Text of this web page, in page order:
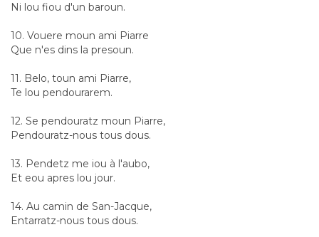
Ni lou fiou d'un baroun.
10. Vouere moun ami Piarre
Que n'es dins la presoun.
11. Belo, toun ami Piarre,
Te lou pendourarem.
12. Se pendouratz moun Piarre,
Pendouratz-nous tous dous.
13. Pendetz me iou à l'aubo,
Et eou apres lou jour.
14. Au camin de San-Jacque,
Entarratz-nous tous dous.